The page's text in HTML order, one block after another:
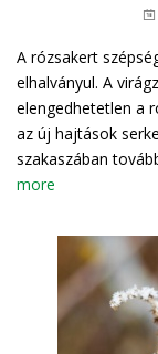
A rózsakert
elhalványul. A
elengedhetetlen a
az új hajtások
szakaszában
more